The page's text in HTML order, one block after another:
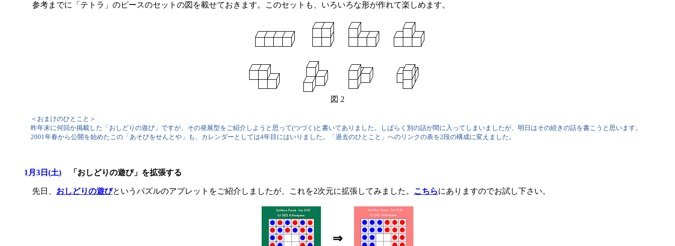
参考までに「テトラ」のピースのセットの図を載せておきます。このセットも、いろいろな形が作れて楽しめます。
図 2
＜おまけのひとこと＞
昨年末に何回か掲載した「おしどりの遊び」ですが、その発展型をご紹介しようと思って(つづく)と書いてありました。しばらく別の話が間に入ってしまいましたが、明日はその続きの話を書こうと思います。
2001年春から公開を始めたこの「あそびをせんとや」も、カレンダーとしては4年目にはいりました。「過去のひとこと」へのリンクの表を2段の構成に変えました。
1月3日(土) 「おしどりの遊び」を拡張する
先日、 おしどりの遊びというパズルのアプレットをご紹介しましたが、これを2次元に拡張してみました。 こちらにありますのでお試し下さい。
⇒